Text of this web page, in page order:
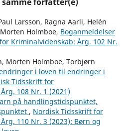
Larsson, Ragna Aarli, Helén
Holmboe, Boganmeldelser
Kriminalvidenskab: Årg. 102 Nr.
Morten Holmboe, Torbjørn
i loven til endringer i
Tidsskrift for
108 Nr. 1 (2021)
på handlingstidspunktet,
, Nordisk Tidsskrift for
110 Nr. 3 (2023): Børn og